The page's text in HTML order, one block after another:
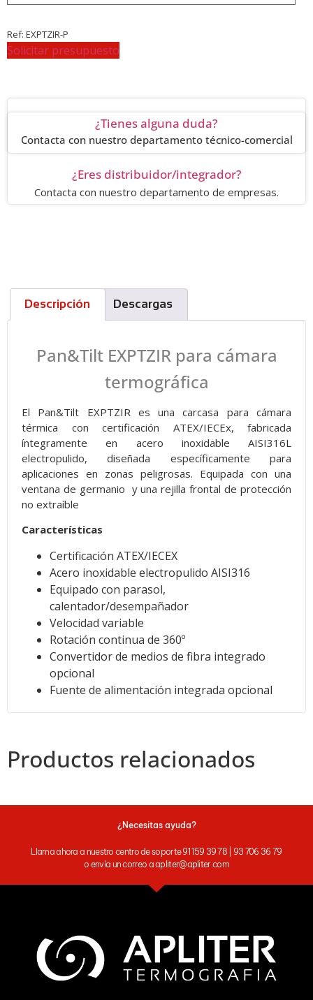
Ref: EXPTZIR-P
Solicitar presupuesto
¿Tienes alguna duda?
Contacta con nuestro departamento técnico-comercial
¿Eres distribuidor/integrador?
Contacta con nuestro departamento de empresas.
Descripción Descargas
Pan&Tilt EXPTZIR para cámara
termográfica
El Pan&Tilt EXPTZIR es una carcasa para cámara
térmica con certificación ATEX/IECEx, fabricada
íntegramente en acero inoxidable AISI316L
electropulido, diseñada específicamente para
aplicaciones en zonas peligrosas. Equipada con una
ventana de germanio y una rejilla frontal de protección
no extraíble
Características
Certificación ATEX/IECEX
Acero inoxidable electropulido AISI316
Equipado con parasol,
calentador/desempañador
Velocidad variable
Rotación continua de 360º
Convertidor de medios de fibra integrado
opcional
Fuente de alimentación integrada opcional
Productos relacionados
¿Necesitas ayuda?
Llama ahora a nuestro centro de soporte 91 159 39 78 | 93 706 36 79
o envía un correo a apliter@apliter.com